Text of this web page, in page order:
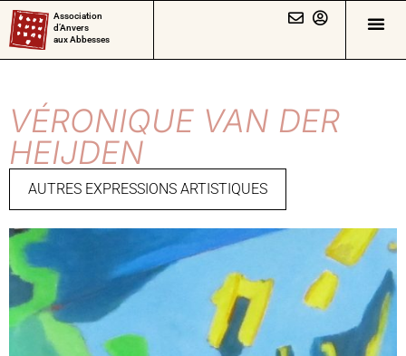
Association
d’Anvers
aux Abbesses
VÉRONIQUE VAN DER
HEIJDEN
AUTRES EXPRESSIONS ARTISTIQUES